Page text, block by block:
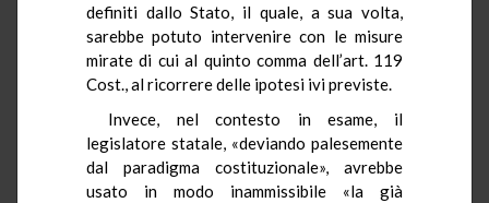
definiti dallo Stato, il quale, a sua volta,
sarebbe potuto intervenire con le misure
mirate di cui al quinto comma dell’art. 119
Cost., al ricorrere delle ipotesi ivi previste.
Invece, nel contesto in esame, il
legislatore statale, «deviando palesemente
dal paradigma costituzionale», avrebbe
usato in modo inammissibile «la già